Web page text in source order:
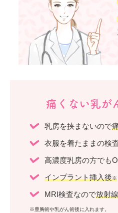
痛くない乳が
乳房を挟まないので
衣服を着たままの検
高濃度乳房の方でも
インプラント挿入後※
MRI検査なので放射
※豊胸術や乳がん術後に入れます。